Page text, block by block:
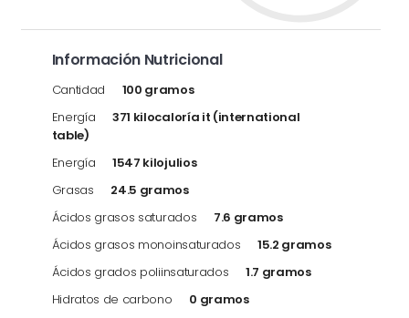
Información Nutricional
Cantidad
100 gramos
Energía
371 kilocaloría it (international
table)
Energía
1547 kilojulios
Grasas
24.5 gramos
Ácidos grasos saturados
7.6 gramos
Ácidos grasos monoinsaturados
15.2 gramos
Ácidos grados poliinsaturados
1.7 gramos
Hidratos de carbono
0 gramos